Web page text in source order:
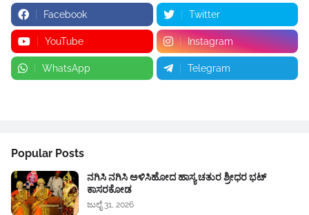
Facebook Twitter
YouTube Instagram
WhatsApp Telegram
Popular Posts
ನಗಿಸಿ ನಗಿಸಿ ಅಳಿಸಿಹೋದ ಹಾಸ್ಯ ಚತುರ ಶ್ರೀಧರ ಭಟ್
ಕಾಸರಕೋಡ
ಜುಲೈ 31, 2026